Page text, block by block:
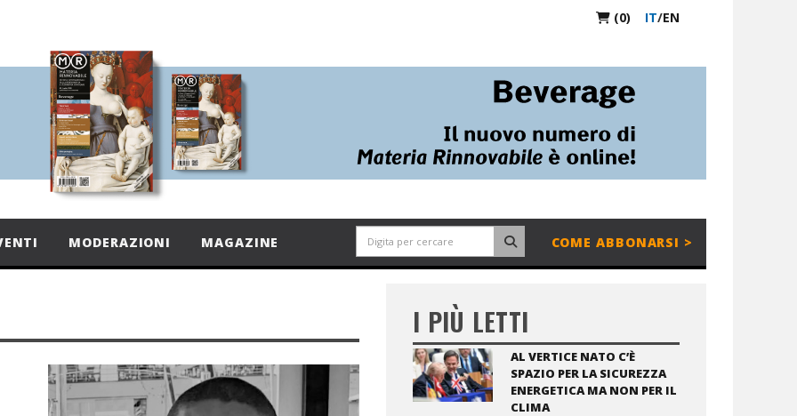
(0) IT/EN
MODERAZIONI MAGAZINE COME ABBONARSI >
I PIÙ LETTI
AL VERTICE NATO C’È
SPAZIO PER LA SICUREZZA
ENERGETICA MA NON PER IL
CLIMA